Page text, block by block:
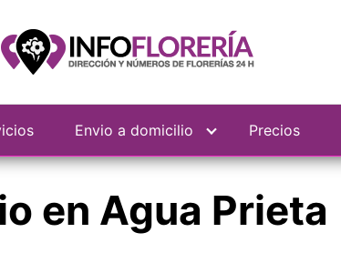
Envio a domicilio Precios
en Agua Prieta